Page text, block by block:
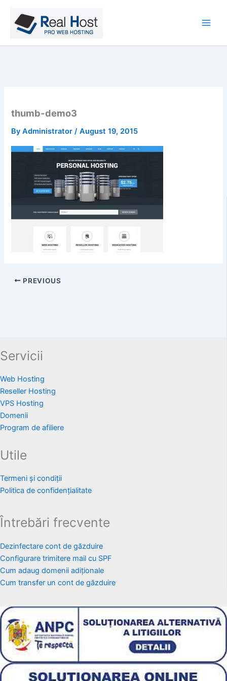
content
thumb-demo3
ByAdministrator/August 19, 2015
PREVIOUS
Servicii
Web Hosting
Reseller Hosting
VPS Hosting
Domenii
Program de afiliere
Utile
Termeni și condiții
Politica de confidențialitate
Întrebări frecvente
Dezinfectare cont de găzduire
Configurare trimitere mail cu SPF
Cum adaug domenii adiționale
Cum transfer un cont de găzduire